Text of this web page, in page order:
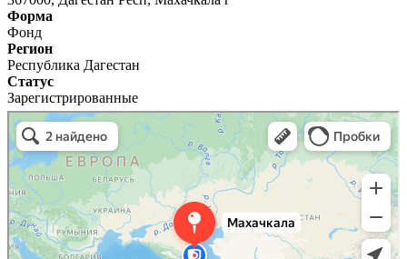
Форма
Фонд
Регион
Республика Дагестан
Статус
Зарегистрированные